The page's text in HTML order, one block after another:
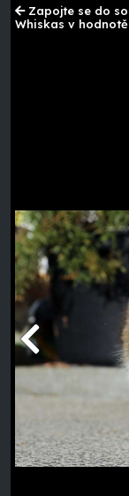
Zapojte se do
Whiskas v